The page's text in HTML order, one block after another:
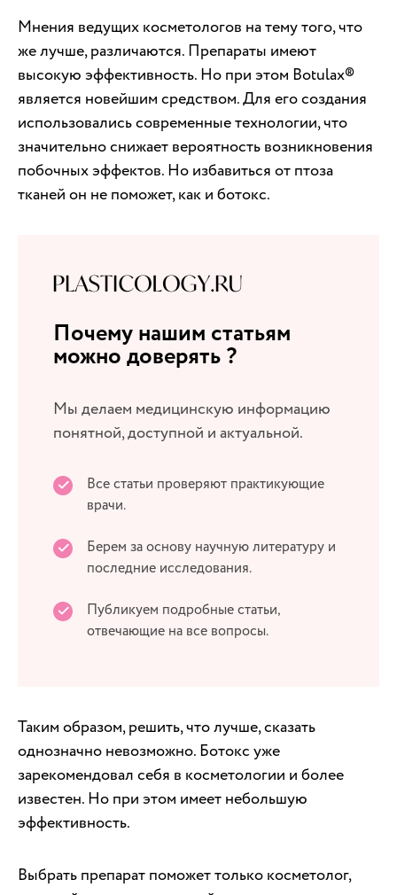
Мнения ведущих косметологов на тему того, что
же лучше, различаются. Препараты имеют
высокую эффективность. Но при этом Botulax®
является новейшим средством. Для его создания
использовались современные технологии, что
значительно снижает вероятность возникновения
побочных эффектов. Но избавиться от птоза
тканей он не поможет, как и ботокс.
Почему нашим статьям
можно доверять ?
Мы делаем медицинскую информацию
понятной, доступной и актуальной.
Все статьи проверяют практикующие
врачи.
Берем за основу научную литературу и
последние исследования.
Публикуем подробные статьи,
отвечающие на все вопросы.
Таким образом, решить, что лучше, сказать
однозначно невозможно. Ботокс уже
зарекомендовал себя в косметологии и более
известен. Но при этом имеет небольшую
эффективность.
Выбрать препарат поможет только косметолог,